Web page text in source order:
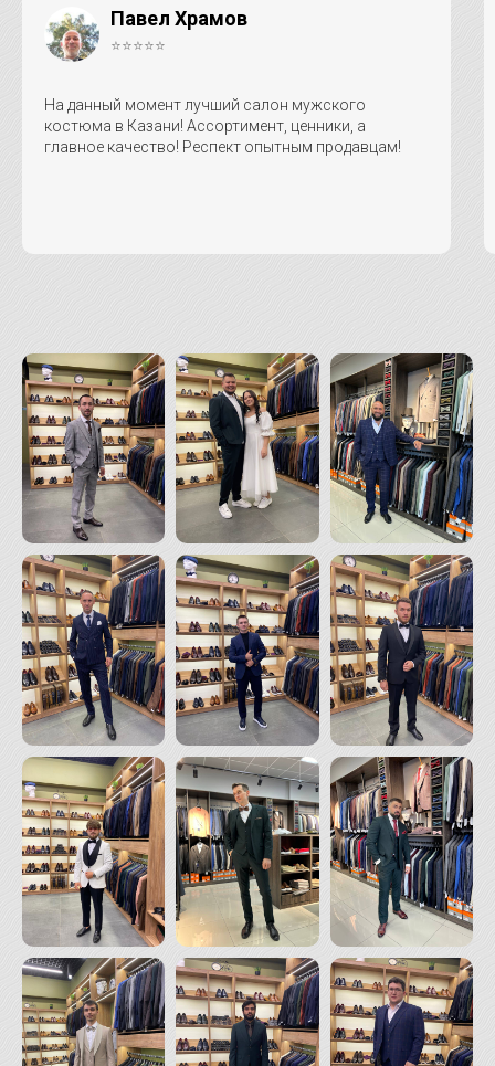
Павел Храмов
⭐⭐⭐⭐⭐
На данный момент лучший салон мужского
костюма в Казани! Ассортимент, ценники, а
главное качество! Респект опытным продавцам!